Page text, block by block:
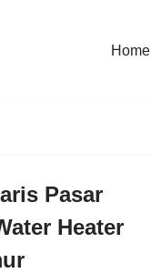
Home
Pasar
Heater